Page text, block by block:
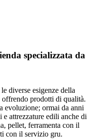
specializzata da
diverse esigenze della
prodotti di qualità.
evoluzione; ormai da anni
attrezzature edili anche di
pellet, ferramenta con il
con il servizio gru.